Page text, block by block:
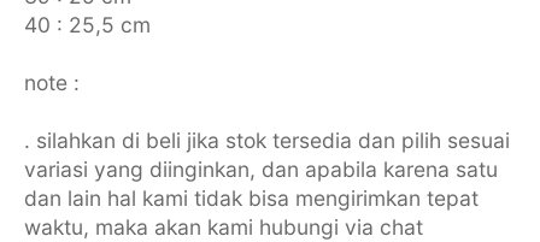
40 : 25,5 cm
note :
. silahkan di beli jika stok tersedia dan pilih sesuai
variasi yang diinginkan, dan apabila karena satu
dan lain hal kami tidak bisa mengirimkan tepat
waktu, maka akan kami hubungi via chat